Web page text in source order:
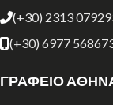
(+30) 2313
(+30) 6977
ΓΡΑΦΕΙΟ